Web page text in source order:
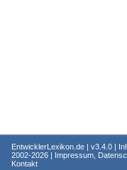
EntwicklerLexikon.de | v3.4.0 |
2002-2026 | Impressum,
Kontakt